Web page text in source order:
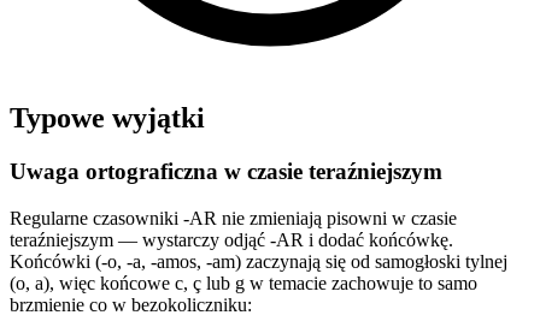
Typowe wyjątki
Uwaga ortograficzna w czasie teraźniejszym
Regularne czasowniki -AR nie zmieniają pisowni w czasie
teraźniejszym — wystarczy odjąć -AR i dodać końcówkę.
Końcówki (-o, -a, -amos, -am) zaczynają się od samogłoski tylnej
(o, a), więc końcowe c, ç lub g w temacie zachowuje to samo
brzmienie co w bezokoliczniku: